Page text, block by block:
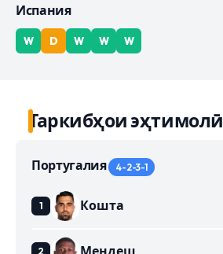
Испания
W D W W W
Таркибҳои эҳтимолӣ
Португалия 4-2-3-1
Кошта